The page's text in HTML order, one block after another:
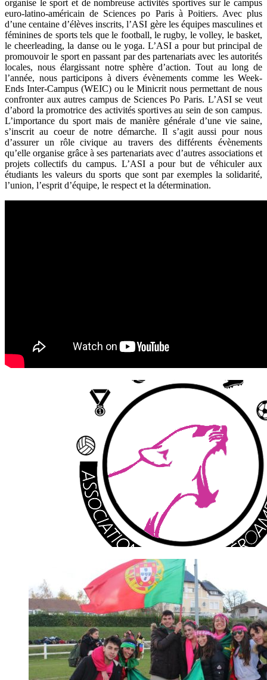
organise le sport et de nombreuse activités sportives sur le campus
euro-latino-américain de Sciences po Paris à Poitiers. Avec plus
d’une centaine d’élèves inscrits, l’ASI gère les équipes masculines et
féminines de sports tels que le football, le rugby, le volley, le basket,
le cheerleading, la danse ou le yoga. L’ASI a pour but principal de
promouvoir le sport en passant par des partenariats avec les autorités
locales, nous élargissant notre sphère d’action. Tout au long de
l’année, nous participons à divers évènements comme les Week-
Ends Inter-Campus (WEIC) ou le Minicrit nous permettant de nous
confronter aux autres campus de Sciences Po Paris. L’ASI se veut
d’abord la promotrice des activités sportives au sein de son campus.
L’importance du sport mais de manière générale d’une vie saine,
s’inscrit au coeur de notre démarche. Il s’agit aussi pour nous
d’assurer un rôle civique au travers des différents évènements
qu’elle organise grâce à ses partenariats avec d’autres associations et
projets collectifs du campus. L’ASI a pour but de véhiculer aux
étudiants les valeurs du sports que sont par exemples la solidarité,
l’union, l’esprit d’équipe, le respect et la détermination.